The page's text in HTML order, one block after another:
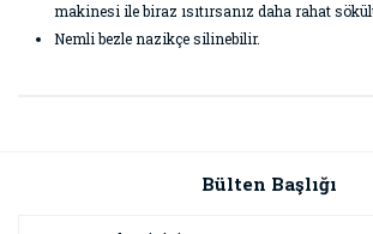
makinesi ile biraz ısıtırsanız daha rahat
Nemli bezle nazikçe silinebilir.
Görüş ve önerileriniz için teşekkür ederiz.
Bülten Başlığı